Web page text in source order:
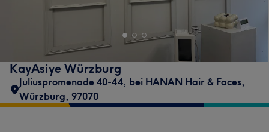
KayAsiye Würzburg
Juliuspromenade 40-44, bei HANAN Hair & Faces,
Würzburg, 97070